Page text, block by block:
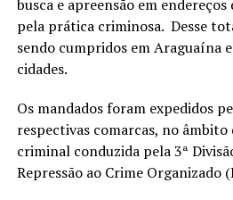
busca e apreensão em endereços
pela prática criminosa. Desse
sendo cumpridos em Araguaína
cidades.
Os mandados foram expedidos
respectivas comarcas, no âmbito
criminal conduzida pela 3ª
Repressão ao Crime Organizado